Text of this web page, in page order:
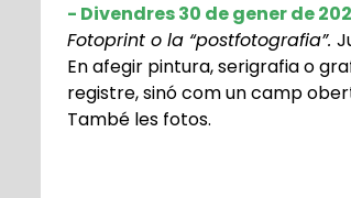
- Divendres 30 de gener de
Fotoprint o la “postfotografia”.
En afegir pintura, serigrafia o
registre, sinó com un camp
També les fotos.